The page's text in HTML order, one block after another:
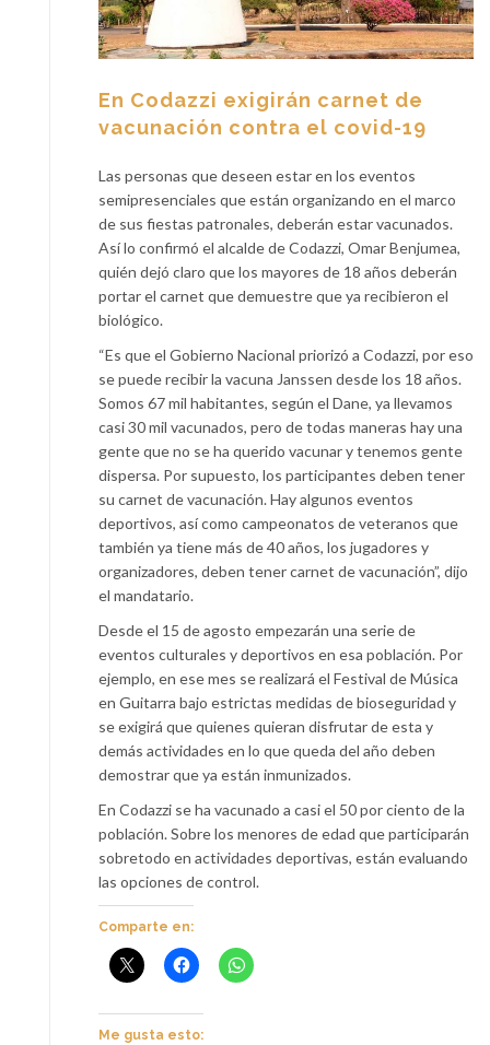
En Codazzi exigirán carnet de
vacunación contra el covid-19
Las personas que deseen estar en los eventos
semipresenciales que están organizando en el marco
de sus fiestas patronales, deberán estar vacunados.
Así lo confirmó el alcalde de Codazzi, Omar Benjumea,
quién dejó claro que los mayores de 18 años deberán
portar el carnet que demuestre que ya recibieron el
biológico.
“Es que el Gobierno Nacional priorizó a Codazzi, por eso
se puede recibir la vacuna Janssen desde los 18 años.
Somos 67 mil habitantes, según el Dane, ya llevamos
casi 30 mil vacunados, pero de todas maneras hay una
gente que no se ha querido vacunar y tenemos gente
dispersa. Por supuesto, los participantes deben tener
su carnet de vacunación. Hay algunos eventos
deportivos, así como campeonatos de veteranos que
también ya tiene más de 40 años, los jugadores y
organizadores, deben tener carnet de vacunación”, dijo
el mandatario.
Desde el 15 de agosto empezarán una serie de
eventos culturales y deportivos en esa población. Por
ejemplo, en ese mes se realizará el Festival de Música
en Guitarra bajo estrictas medidas de bioseguridad y
se exigirá que quienes quieran disfrutar de esta y
demás actividades en lo que queda del año deben
demostrar que ya están inmunizados.
En Codazzi se ha vacunado a casi el 50 por ciento de la
población. Sobre los menores de edad que participarán
sobretodo en actividades deportivas, están evaluando
las opciones de control.
Comparte en:
Me gusta esto: